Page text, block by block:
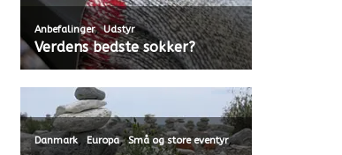
Anbefalinger,Udstyr
Verdens bedste sokker?
Danmark,Europa,Små og store eventyr,